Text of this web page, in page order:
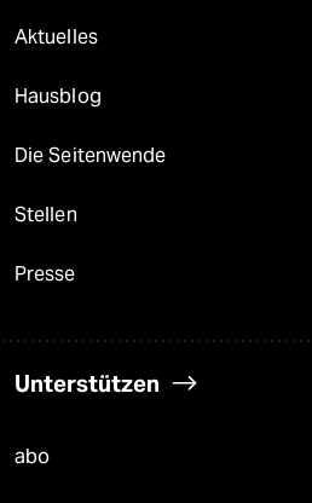
Aktuelles
Hausblog
Die Seitenwende
Stellen
Presse
Unterstützen
abo